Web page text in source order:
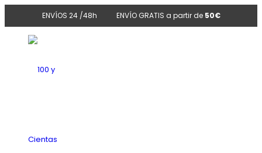
ENVÍOS 24 /48h ENVÍO GRATIS a partir de 50€